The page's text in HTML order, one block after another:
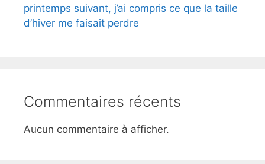
printemps suivant, j’ai compris ce que la taille
d’hiver me faisait perdre
Commentaires récents
Aucun commentaire à afficher.